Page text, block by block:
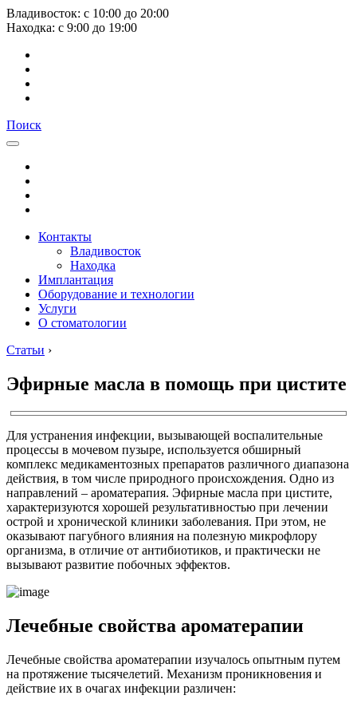
Владивосток: с 10:00 до 20:00
Находка: с 9:00 до 19:00
Поиск
Контакты
Владивосток
Находка
Имплантация
Оборудование и технологии
Услуги
О стоматологии
Статьи ›
Эфирные масла в помощь при цистите
Для устранения инфекции, вызывающей воспалительные
процессы в мочевом пузыре, используется обширный
комплекс медикаментозных препаратов различного диапазона
действия, в том числе природного происхождения. Одно из
направлений – ароматерапия. Эфирные масла при цистите,
характеризуются хорошей результативностью при лечении
острой и хронической клиники заболевания. При этом, не
оказывают пагубного влияния на полезную микрофлору
организма, в отличие от антибиотиков, и практически не
вызывают развитие побочных эффектов.
Лечебные свойства ароматерапии
Лечебные свойства ароматерапии изучалось опытным путем
на протяжение тысячелетий. Механизм проникновения и
действие их в очагах инфекции различен: